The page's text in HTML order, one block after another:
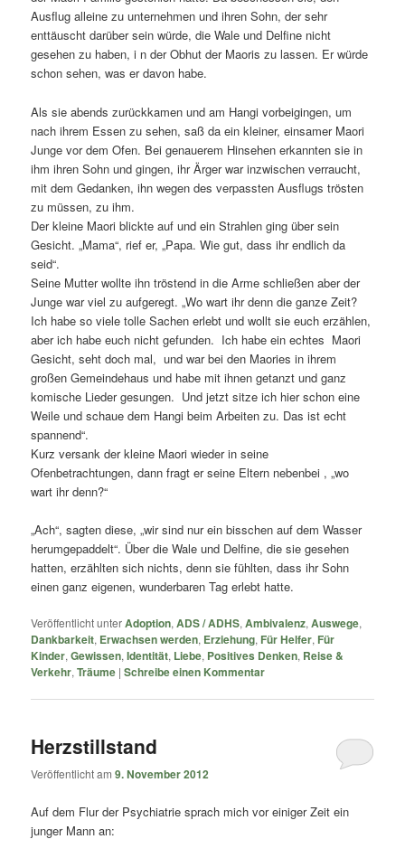
Ausflug alleine zu unternehmen und ihren Sohn, der sehr
enttäuscht darüber sein würde, die Wale und Delfine nicht
gesehen zu haben, i n der Obhut der Maoris zu lassen. Er würde
schon sehen, was er davon habe.
Als sie abends zurückkamen und am Hangi vorbeigingen, um
nach ihrem Essen zu sehen, saß da ein kleiner, einsamer Maori
Junge vor dem Ofen. Bei genauerem Hinsehen erkannten sie in
ihm ihren Sohn und gingen, ihr Ärger war inzwischen verraucht,
mit dem Gedanken, ihn wegen des verpassten Ausflugs trösten
zu müssen, zu ihm.
Der kleine Maori blickte auf und ein Strahlen ging über sein
Gesicht. „Mama“, rief er, „Papa. Wie gut, dass ihr endlich da
seid“.
Seine Mutter wollte ihn tröstend in die Arme schließen aber der
Junge war viel zu aufgeregt. „Wo wart ihr denn die ganze Zeit?
Ich habe so viele tolle Sachen erlebt und wollt sie euch erzählen,
aber ich habe euch nicht gefunden. Ich habe ein echtes Maori
Gesicht, seht doch mal, und war bei den Maories in ihrem
großen Gemeindehaus und habe mit ihnen getanzt und ganz
komische Lieder gesungen. Und jetzt sitze ich hier schon eine
Weile und schaue dem Hangi beim Arbeiten zu. Das ist echt
spannend“.
Kurz versank der kleine Maori wieder in seine
Ofenbetrachtungen, dann fragt er seine Eltern nebenbei , „wo
wart ihr denn?“
„Ach“, sagten diese, „wir sind nur ein bisschen auf dem Wasser
herumgepaddelt“. Über die Wale und Delfine, die sie gesehen
hatten, erzählten sich nichts, denn sie fühlten, dass ihr Sohn
einen ganz eigenen, wunderbaren Tag erlebt hatte.
Veröffentlicht unterAdoption,ADS / ADHS,Ambivalenz,Auswege,
Dankbarkeit, Erwachsen werden, Erziehung, Für Helfer, Für
Kinder,Gewissen,Identität, Liebe, Positives Denken, Reise &
Verkehr,Träume |Schreibe einen Kommentar
Herzstillstand
Veröffentlicht am9. November 2012
Auf dem Flur der Psychiatrie sprach mich vor einiger Zeit ein
junger Mann an: